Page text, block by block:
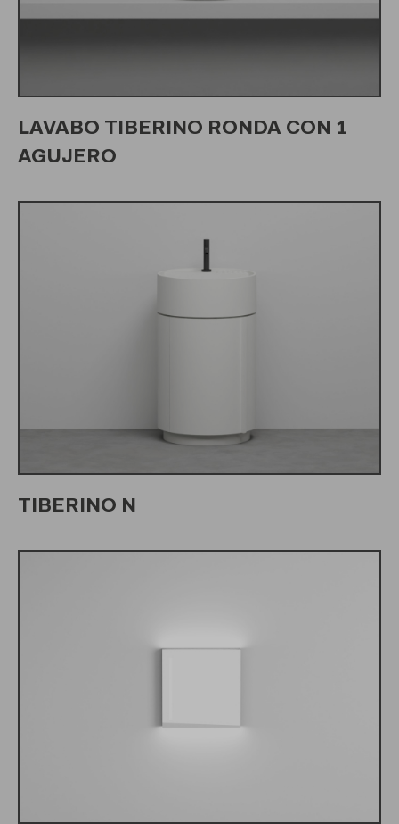
LAVABO TIBERINO RONDA CON 1
AGUJERO
TIBERINO N